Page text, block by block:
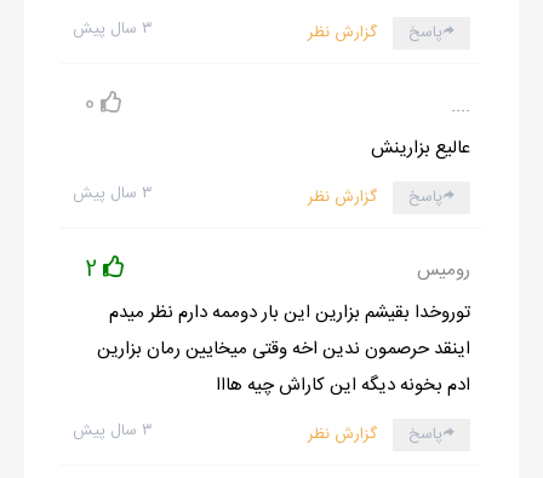
۳ سال پیش پاسخ گزارش نظر
....
0
عالیع بزارینش
۳ سال پیش پاسخ گزارش نظر
رومیس 2
توروخدا بقیشم بزارین این بار دوممه دارم نظر میدم
اینقد حرصمون ندین اخه وقتی میخایین رمان بزارین
ادم بخونه دیگه این کاراش چیه هااا
۳ سال پیش پاسخ گزارش نظر